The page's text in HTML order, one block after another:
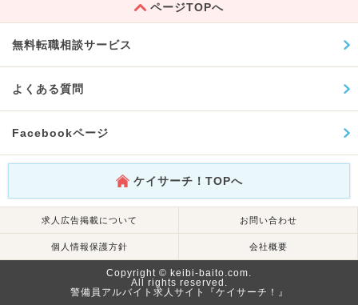
ページTOPへ
無料転職相談サービス
よくある質問
Facebookページ
ケイサーチ！TOPへ
求人広告掲載について お問い合わせ
個人情報保護方針 会社概要
Copyright © keibi-baito.com.
All rights reserved.
警備員アルバイト求人サイト『ケイサーチ！』